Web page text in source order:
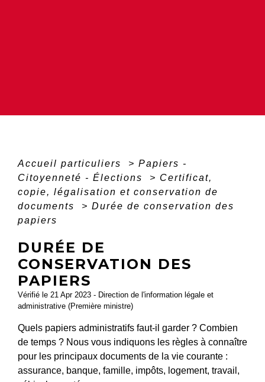
Accueil particuliers > Papiers -
Citoyenneté - Élections
> Certificat,
copie, légalisation et conservation de
documents
> Durée de conservation des
papiers
DURÉE DE
CONSERVATION DES
PAPIERS
Vérifié le 21 Apr 2023 - Direction de l'information légale et
administrative (Première ministre)
Quels papiers administratifs faut-il garder ? Combien
de temps ? Nous vous indiquons les règles à connaître
pour les principaux documents de la vie courante :
assurance, banque, famille, impôts, logement, travail,